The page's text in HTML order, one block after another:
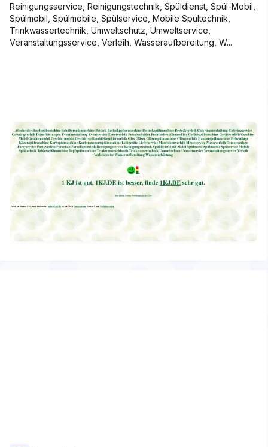
Reinigungsservice, Reinigungstechnik, Spüldienst, Spül-Mobil,
Spülmobil, Spülmobile, Spülservice, Mobile Spültechnik,
Trinkwassertechnik, Umweltschutz, Umweltservice,
Veranstaltungsservice, Verleih, Wasseraufbereitung, W...